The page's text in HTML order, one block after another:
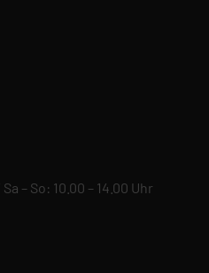
– So: 10.00 – 14.00 Uhr